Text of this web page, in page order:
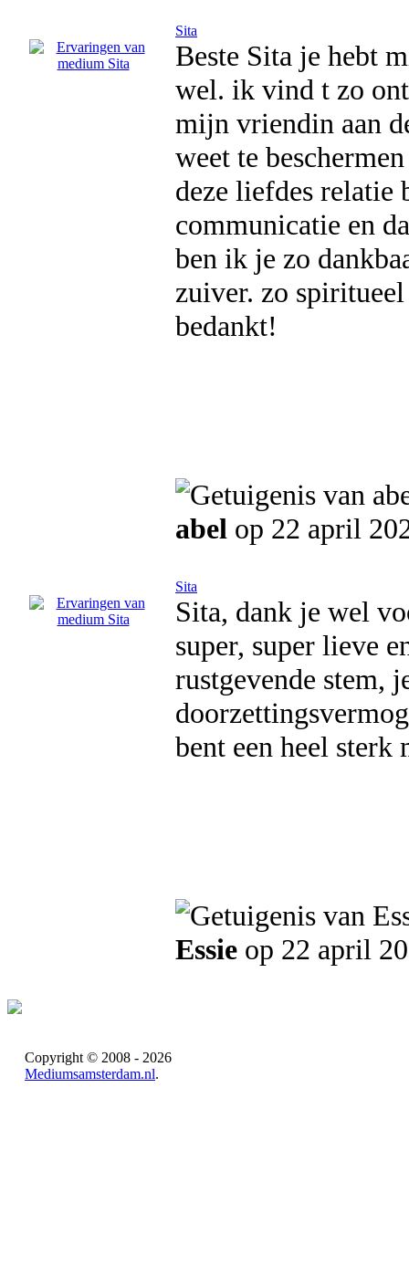
Sita
Beste Sita je hebt
wel. ik vind t zo
mijn vriendin aan
weet te
deze liefdes relatie
communicatie en
ben ik je zo
zuiver. zo
bedankt!
abel op 22 april
Sita
Sita, dank je wel
super, super lieve
rustgevende stem,
bent een heel sterk
Essie op 22 april
Copyright © 2008 - 2026
Mediumsamsterdam.nl.